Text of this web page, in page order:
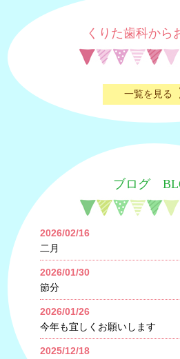
くりた歯科から
一覧を見る
ブログ
2026/02/16
二月
2026/01/30
節分
2026/01/26
今年も宜しくお願いします
2025/12/18